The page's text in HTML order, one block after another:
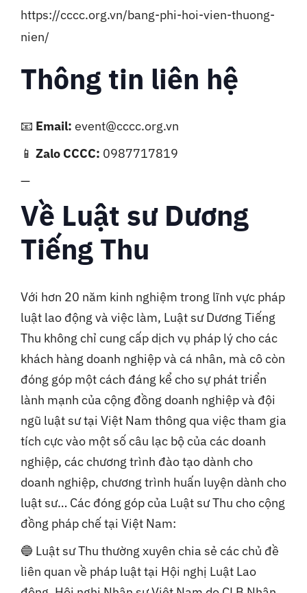
https://cccc.org.vn/bang-phi-hoi-vien-thuong-
nien/
Thông tin liên hệ
📧 Email: event@cccc.org.vn
📱 Zalo CCCC: 0987717819
—
Về Luật sư Dương
Tiếng Thu
Với hơn 20 năm kinh nghiệm trong lĩnh vực pháp
luật lao động và việc làm, Luật sư Dương Tiếng
Thu không chỉ cung cấp dịch vụ pháp lý cho các
khách hàng doanh nghiệp và cá nhân, mà cô còn
đóng góp một cách đáng kể cho sự phát triển
lành mạnh của cộng đồng doanh nghiệp và đội
ngũ luật sư tại Việt Nam thông qua việc tham gia
tích cực vào một số câu lạc bộ của các doanh
nghiệp, các chương trình đào tạo dành cho
doanh nghiệp, chương trình huấn luyện dành cho
luật sư… Các đóng góp của Luật sư Thu cho cộng
đồng pháp chế tại Việt Nam:
🔵 Luật sư Thu thường xuyên chia sẻ các chủ đề
liên quan về pháp luật tại Hội nghị Luật Lao